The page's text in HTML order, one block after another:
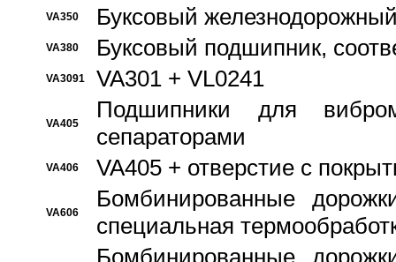
VA350 Буксовый
VA380 Буксовый подшипник,
VA3091 VA301 + VL0241
VA405
Подшипники для
сепараторами
VA406 VA405 + отверстие с
VA606
Бомбинированные
специальная
Бомбинированные